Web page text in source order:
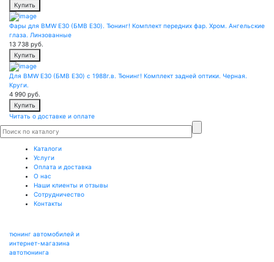
Купить
Фары для BMW E30 (БМВ Е30). Тюнинг! Комплект передних фар. Хром. Ангельские
глаза. Линзованные
13 738 руб.
Купить
Для BMW E30 (БМВ Е30) с 1988г.в. Тюнинг! Комплект задней оптики. Черная.
Круги.
4 990 руб.
Купить
Читать о доставке и оплате
Каталоги
Услуги
Оплата и доставка
О нас
Наши клиенты и отзывы
Сотрудничество
Контакты
тюнинг автомобилей и
интернет-магазина
автотюнинга